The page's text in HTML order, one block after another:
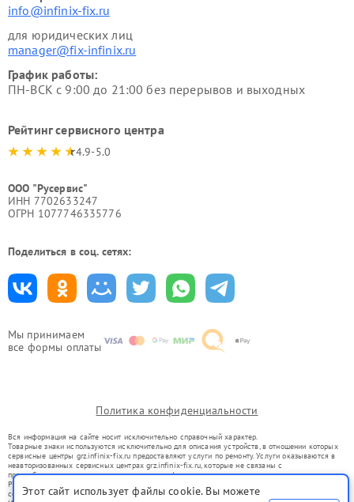
Мы принимаем
все формы оплаты
info@infinix-fix.ru
для юридических лиц
manager@fix-infinix.ru
График работы:
ПН-ВСК с 9:00 до 21:00 без перерывов и выходных
Рейтинг сервисного центра
4.9-5.0
ООО "Русервис"
ИНН 7702633247
ОГРН 1077746335776
Поделиться в соц. сетях:
Политика конфиденциальности
Вся информация на сайте носит исключительно справочный характер.
Товарные знаки используются исключительно для описания устройств, в отношении которых
сервисные центры grz.infinix-fix.ru предоставляют услуги по ремонту. Услуги оказываются в
неавторизованных сервисных центрах grz.infinix-fix.ru, которые не связаны с
правообладателями товарных знаков или их официальными представителями.
Ремонт осуществляется для устройств, уже введенных в гражданский оборот в соответствии
со статьей 1487 ГК РФ.
Этот сайт использует файлы cookie. Вы можете